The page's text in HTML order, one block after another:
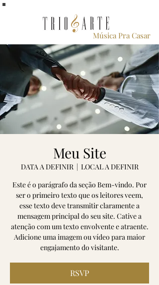
Música Pra Casar
Meu Site
DATA A DEFINIR
  |
LOCAL A DEFINIR
Este é o parágrafo da seção Bem-vindo. Por
ser o primeiro texto que os leitores veem,
esse texto deve transmitir claramente a
mensagem principal do seu site. Cative a
atenção com um texto envolvente e atraente.
Adicione uma imagem ou vídeo para maior
engajamento do visitante.
RSVP